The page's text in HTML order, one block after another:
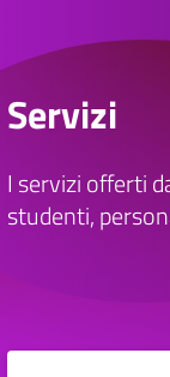
Servizi
I servizi offerti
studenti,